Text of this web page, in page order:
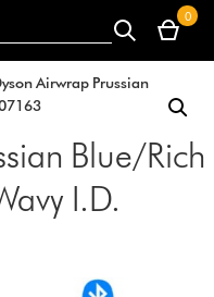
Vaša
korpa
je
prazna.
0
Airwrap Prussian
Blue/Rich
I.D.